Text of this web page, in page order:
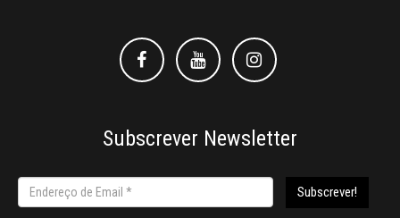
FacebookFacebookInstagram
Subscrever Newsletter